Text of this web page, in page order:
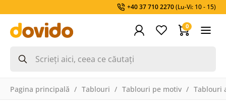
+40 37 710 2270(Lu-Vi: 10 - 15)
0
Pagina principală Tablouri Tablouri pe motiv Tablouri